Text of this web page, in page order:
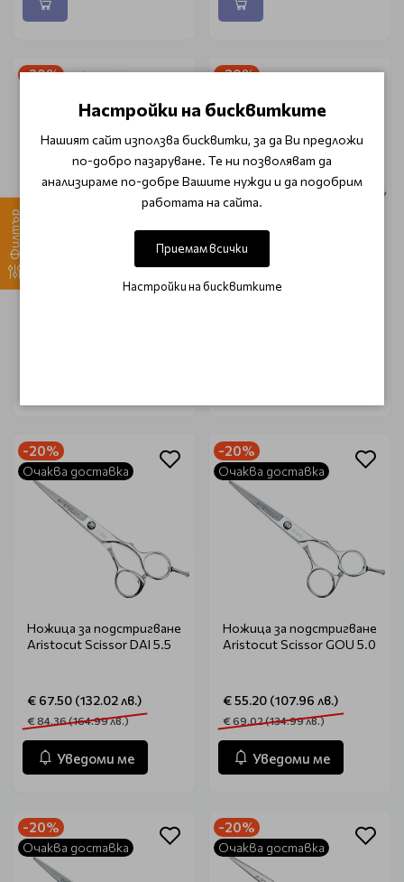
Филтър
-20%
подстригване Aristocut
-20%
Ножица за подстригване
Aristocut Makoto 6.0
-20%
Очаква доставка
Ножица за подстригване
Aristocut Scissor DAI 5.5
€ 67.50 (132.02 лв.)
€ 84.36 (164.99 лв.)
Уведоми ме
-20%
Очаква доставка
Ножица за подстригване
Aristocut Scissor GOU 5.0
€ 55.20 (107.96 лв.)
€ 69.02 (134.99 лв.)
Уведоми ме
-20%
Очаква доставка
-20%
Очаква доставка
Настройки на бисквитките
Нашият сайт използва бисквитки, за да Ви предложи
по-добро пазаруване. Те ни позволяват да
анализираме по-добре Вашите нужди и да подобрим
работата на сайта.
Приемам всички
Настройки на бисквитките